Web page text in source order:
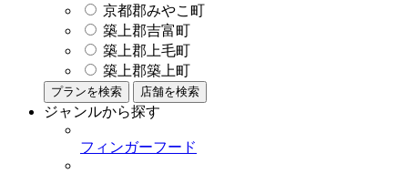
京都郡みやこ町
築上郡吉富町
築上郡上毛町
築上郡築上町
プランを検索 店舗を検索
ジャンルから探す
フィンガーフード